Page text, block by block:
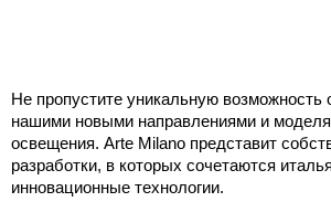
Не пропустите уникальную возможность
нашими новыми направлениями и
освещения. Arte Milano представит
разработки, в которых сочетаются
инновационные технологии.